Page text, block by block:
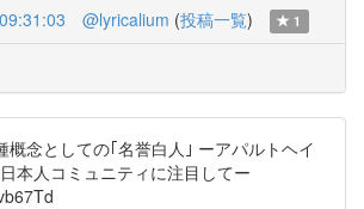
@lyricalium (投稿一覧) 1
概念としての｢名誉白人｣ ーアパルトヘイ
本人コミュニティに注目してー